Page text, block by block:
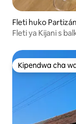
Fleti huko
Fleti ya Kijani s
Kipendwa cha
Kipendwa cha